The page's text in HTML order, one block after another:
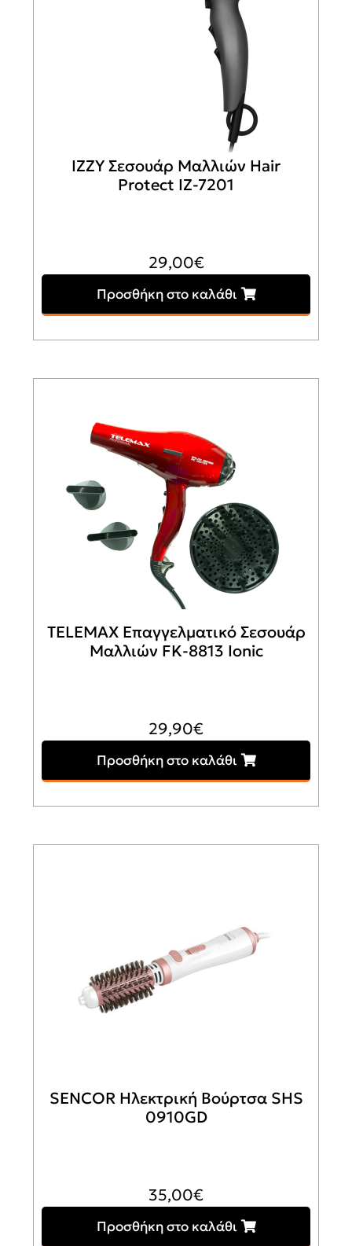
IZZY Σεσουάρ Μαλλιών Hair
Protect IZ-7201
29,00€
Προσθήκη στο καλάθι
TELEMAX Επαγγελματικό Σεσουάρ
Μαλλιών FK-8813 Ionic
29,90€
Προσθήκη στο καλάθι
SENCOR Ηλεκτρική Βούρτσα SHS
0910GD
35,00€
Προσθήκη στο καλάθι